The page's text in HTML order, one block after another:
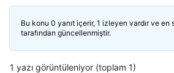
Bu konu 0 yanıt içerir, 1 izleyen vardır ve en
tarafından güncellenmiştir.
1 yazı görüntüleniyor (toplam 1)